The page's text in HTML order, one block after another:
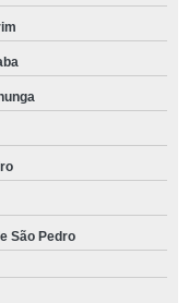
São Pedro